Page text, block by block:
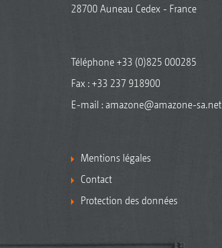
28700 Auneau Cedex - France
Téléphone+33 (0)825 000285
Fax : +33 237 918900
E-mail : amazone@amazone-sa.net
Mentions légales
Contact
Protection des données